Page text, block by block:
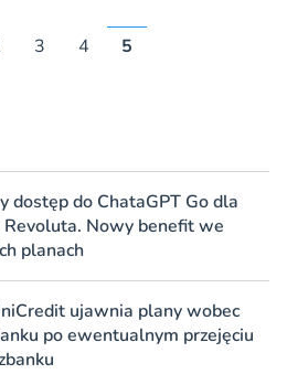
3 4 5
dostęp do ChataGPT Go dla
Nowy benefit we
planach
ujawnia plany wobec
po ewentualnym przejęciu